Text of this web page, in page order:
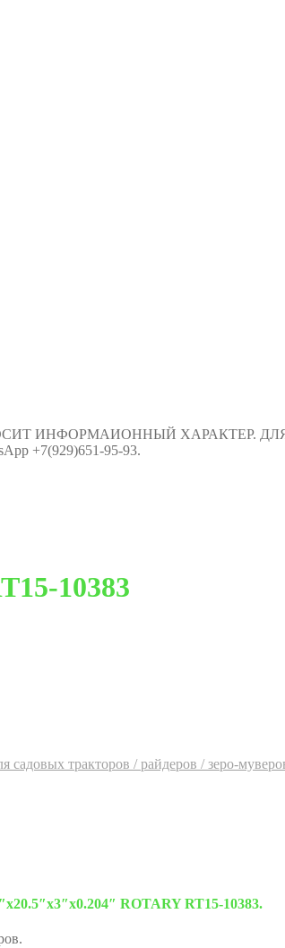
ИНФОРМАИОННЫЙ ХАРАКТЕР.
+7(929)651-95-93.
10383
садовых тракторов / райдеров / зеро-
ROTARY RT15-10383.